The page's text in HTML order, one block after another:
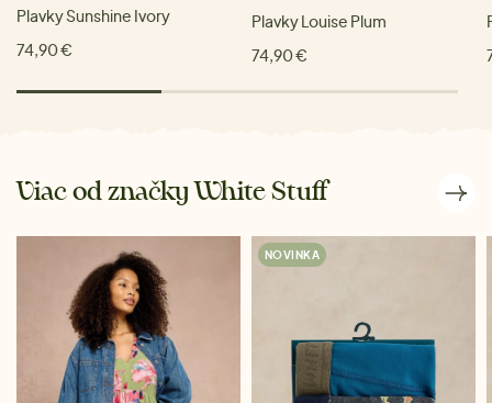
Plavky Sunshine Ivory
74,90 €
Plavky Louise Plum
74,90 €
Viac od značky White Stuff
NOVINKA